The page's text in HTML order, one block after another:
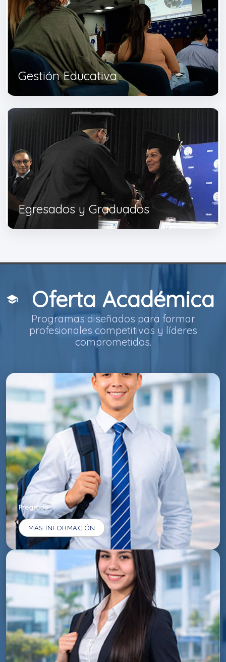
Gestión Educativa
Egresados y Graduados
school Oferta Académica
Programas diseñados para formar
profesionales competitivos y líderes
comprometidos.
Pregrado
MÁS INFORMACIÓN